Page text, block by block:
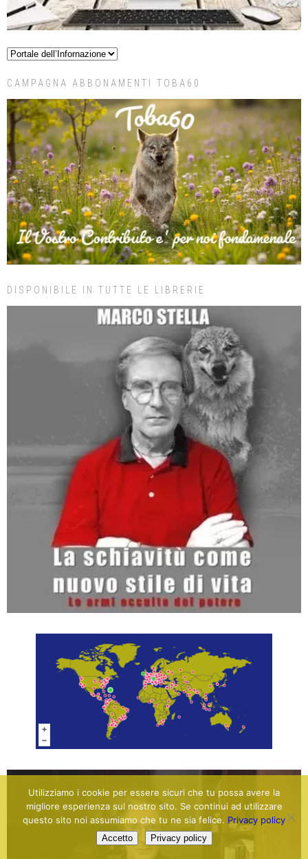
CAMPAGNA ABBONAMENTI TOBA60
DISPONIBILE IN TUTTE LE LIBRERIE
Utilizziamo i cookie per essere sicuri che tu possa avere la
migliore esperienza sul nostro sito. Se continui ad utilizzare
questo sito noi assumiamo che tu ne sia felice. Privacy policy
Accetto Privacy policy